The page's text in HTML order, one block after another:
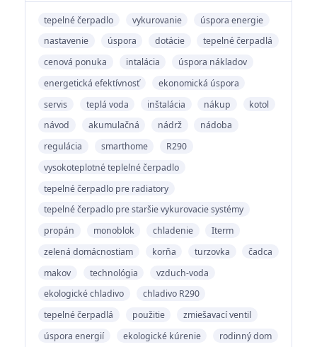
tepelné čerpadlo vykurovanie
úspora energie
nastavenie
úspora dotácie
tepelné čerpadlá
cenová ponuka
intalácia
úspora nákladov
energetická efektívnosť
ekonomická úspora
servis
teplá voda inštalácia nákup
kotol
návod
akumulačná nádrž
nádoba
regulácia
smarthome
R290
vysokoteplotné teplelné čerpadlo
tepelné čerpadlo pre radiatory
tepelné čerpadlo pre staršie vykurovacie systémy
propán
monoblok chladenie
Iterm
zelená domácnostiam
korňa turzovka
čadca
makov
technológia
vzduch-voda
ekologické chladivo
chladivo R290
tepelné čerpadlá
použitie
zmiešavací ventil
úspora energií
ekologické kúrenie
rodinný dom